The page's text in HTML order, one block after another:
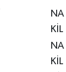
NA
KİL
NA
KİL